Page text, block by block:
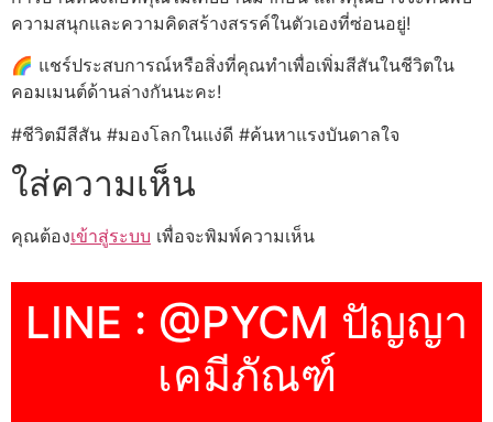
ความสนุกและความคิดสร้างสรรค์ในตัวเองที่ซ่อนอยู่!
🌈 แชร์ประสบการณ์หรือสิ่งที่คุณทำเพื่อเพิ่มสีสันในชีวิตใน
คอมเมนต์ด้านล่างกันนะคะ!
#ชีวิตมีสีสัน #มองโลกในแง่ดี #ค้นหาแรงบันดาลใจ
ใส่ความเห็น
คุณต้องเข้าสู่ระบบ เพื่อจะพิมพ์ความเห็น
LINE : @PYCM ปัญญา
เคมีภัณฑ์